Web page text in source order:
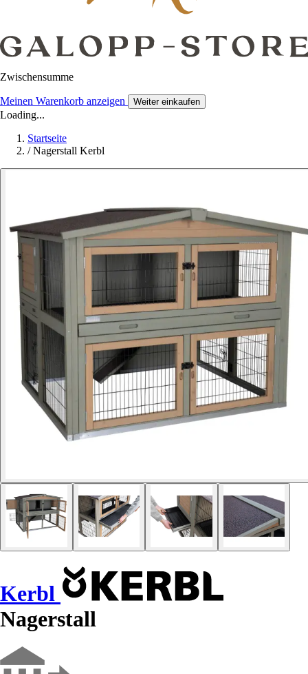
Zwischensumme
Meinen Warenkorb anzeigen Weiter einkaufen
Loading...
Startseite
/ Nagerstall Kerbl
Kerbl
Nagerstall